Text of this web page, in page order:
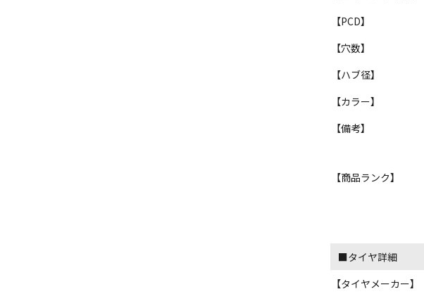
【PCD】
【穴数】
【ハブ径】
【カラー】
【備考】
【商品ランク】
■タイヤ詳細
【タイヤメーカー】